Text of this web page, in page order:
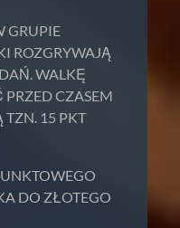
GRUPIE
ROZGRYWAJĄ
WALKĘ
CZASEM
TZN. 15 PKT
DO ZŁOTEGO